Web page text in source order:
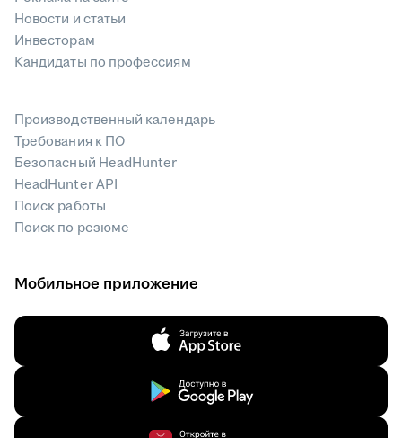
Новости и статьи
Инвесторам
Кандидаты по профессиям
Производственный календарь
Требования к ПО
Безопасный HeadHunter
HeadHunter API
Поиск работы
Поиск по резюме
Мобильное приложение